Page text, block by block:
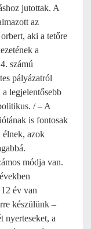
jutottak. A
az
aki a tetőre
a
számú
pályázatról
legjelentősebb
/ – A
is fontosak
élnek, azok
módja van.
év van
készülünk –
nyerteseket, a